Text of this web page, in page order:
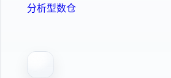
分析型数仓